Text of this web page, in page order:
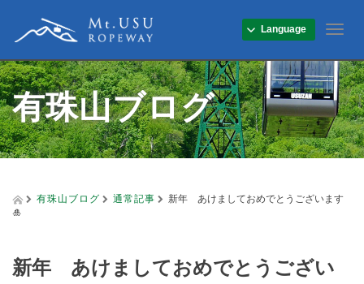
T
g
g
e
n
a
v
g
Language
有珠山ブログ
有珠山ブログ 通常記事
新年 あけましておめでとうございます
🎍
新年 あけましておめでとうござい